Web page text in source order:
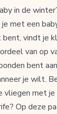
in de
met een
bent, vindt je
van op
bent
je wilt.
vliegen met je
Op deze